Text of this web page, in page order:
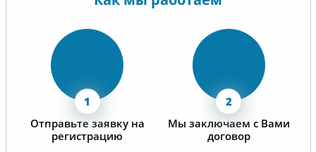
Отправьте заявку на
регистрацию
Мы заключаем с Вами
договор